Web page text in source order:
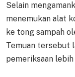
Selain
menemukan alat
ke tong sampah
Temuan tersebut
pemeriksaan